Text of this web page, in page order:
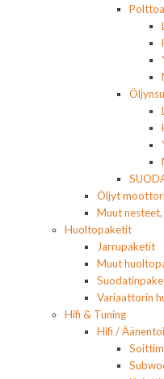
Öljyt
Muut
Huoltopaketit
Jarrupaketit
Muut
Variaattorin
Hifi & Tuning
Hifi /